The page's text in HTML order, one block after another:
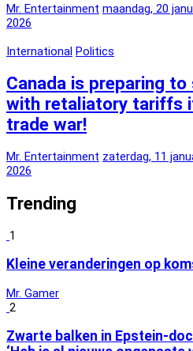
Mr. Entertainment maandag, 20
2026
International Politics
Canada is preparing
with retaliatory tariffs
trade war!
Mr. Entertainment zaterdag, 11
2026
Trending
1
Kleine veranderingen op
Mr. Gamer
2
Zwarte balken in Epstein-